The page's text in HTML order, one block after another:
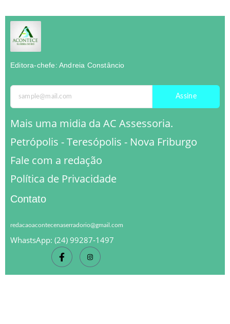
Editora-chefe: Andreia Constâncio
Assine
Mais uma midia da AC Assessoria.
Petrópolis - Teresópolis - Nova Friburgo
Fale com a redação
Política de Privacidade
Contato
redacaoacontecenaserradorio@gmail.com
WhastsApp: (24) 99287-1497